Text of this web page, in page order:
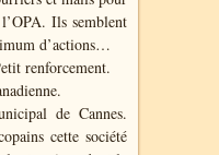
Ils semblent
d’actions…
renforcement.
de Cannes.
cette société